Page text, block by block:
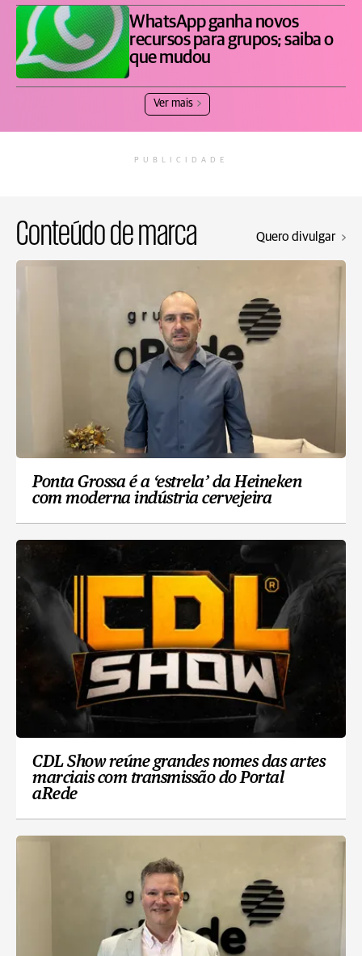
WhatsApp ganha novos
recursos para grupos; saiba o
que mudou
Ver mais
PUBLICIDADE
Conteúdo de marca Quero divulgar
Ponta Grossa é a ‘estrela’ da Heineken
com moderna indústria cervejeira
CDL Show reúne grandes nomes das artes
marciais com transmissão do Portal
aRede